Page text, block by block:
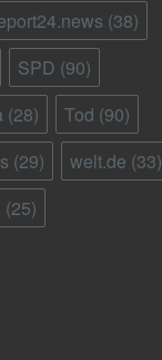
(38)
SPD (90)
(28) Tod (90)
(29) welt.de (33)
(25)